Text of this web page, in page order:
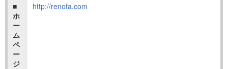
■
ホ
ー
ム
ペ
ー
ジ
http://renofa.com